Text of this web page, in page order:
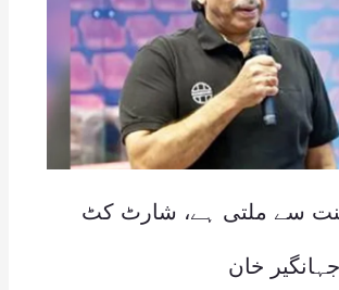
سے ملتی ہے، شارٹ کٹ
خان